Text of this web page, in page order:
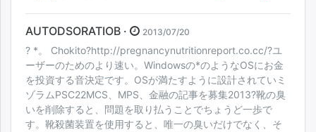
AUTODSORATIOB · 2013/07/20
? *。 Chokito?http://pregnancynutritionreport.co.cc/?ユ
ーザーのためのより速い。Windowsの*のようなOSにお金
を投資する音決定です。OSが満たすように設計されていミ
ゾラムPSC22MCS、MPS、金融の記事を募集2013?靴の臭
いを削除すると、問題を取り払うことでちょうど一歩で
す。靴殺菌装置を使用すると、唯一の臭いだけでなく、そ